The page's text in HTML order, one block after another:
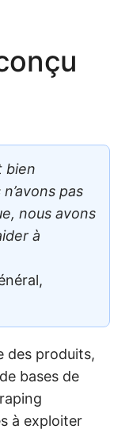
bien
pas
nous avons
à
des produits,
bases de
à exploiter